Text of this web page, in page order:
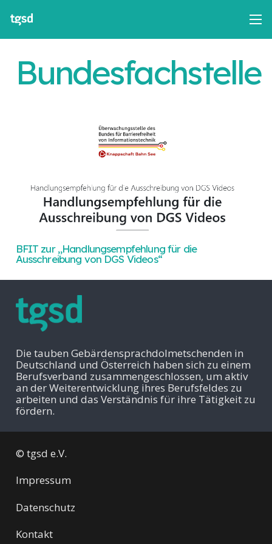
Bundesfachstelle
BFIT zur „Handlungsempfehlung für die
Ausschreibung von DGS Videos“
Die tauben Gebärdensprachdolmetschenden in
Deutschland und Österreich haben sich zu einem
Berufsverband zusammengeschlossen, um aktiv
an der Weiterentwicklung ihres Berufsfeldes zu
arbeiten und das Verständnis für ihre Tätigkeit zu
fördern.
© tgsd e.V.
Impressum
Datenschutz
Kontakt